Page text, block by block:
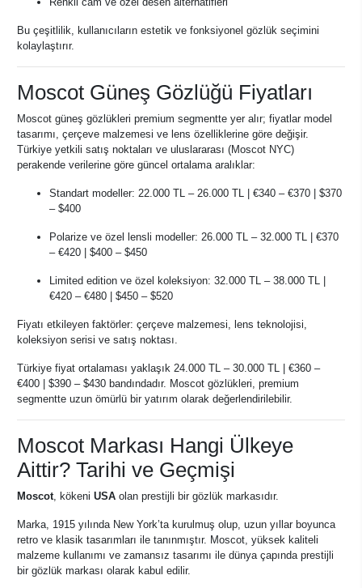
Bu çeşitlilik, kullanıcıların estetik ve fonksiyonel gözlük seçimini
kolaylaştırır.
Moscot Güneş Gözlüğü Fiyatları
Moscot güneş gözlükleri premium segmentte yer alır; fiyatlar model
tasarımı, çerçeve malzemesi ve lens özelliklerine göre değişir.
Türkiye yetkili satış noktaları ve uluslararası (Moscot NYC)
perakende verilerine göre güncel ortalama aralıklar:
Standart modeller: 22.000 TL – 26.000 TL | €340 – €370 | $370
– $400
Polarize ve özel lensli modeller: 26.000 TL – 32.000 TL | €370
– €420 | $400 – $450
Limited edition ve özel koleksiyon: 32.000 TL – 38.000 TL |
€420 – €480 | $450 – $520
Fiyatı etkileyen faktörler: çerçeve malzemesi, lens teknolojisi,
koleksiyon serisi ve satış noktası.
Türkiye fiyat ortalaması yaklaşık 24.000 TL – 30.000 TL | €360 –
€400 | $390 – $430 bandındadır. Moscot gözlükleri, premium
segmentte uzun ömürlü bir yatırım olarak değerlendirilebilir.
Moscot Markası Hangi Ülkeye
Aittir? Tarihi ve Geçmişi
Moscot , kökeni USA olan prestijli bir gözlük markasıdır.
Marka, 1915 yılında New York’ta kurulmuş olup, uzun yıllar boyunca
retro ve klasik tasarımları ile tanınmıştır. Moscot, yüksek kaliteli
malzeme kullanımı ve zamansız tasarımı ile dünya çapında prestijli
bir gözlük markası olarak kabul edilir.